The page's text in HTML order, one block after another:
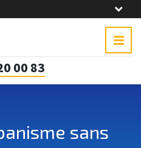
00 83
sans